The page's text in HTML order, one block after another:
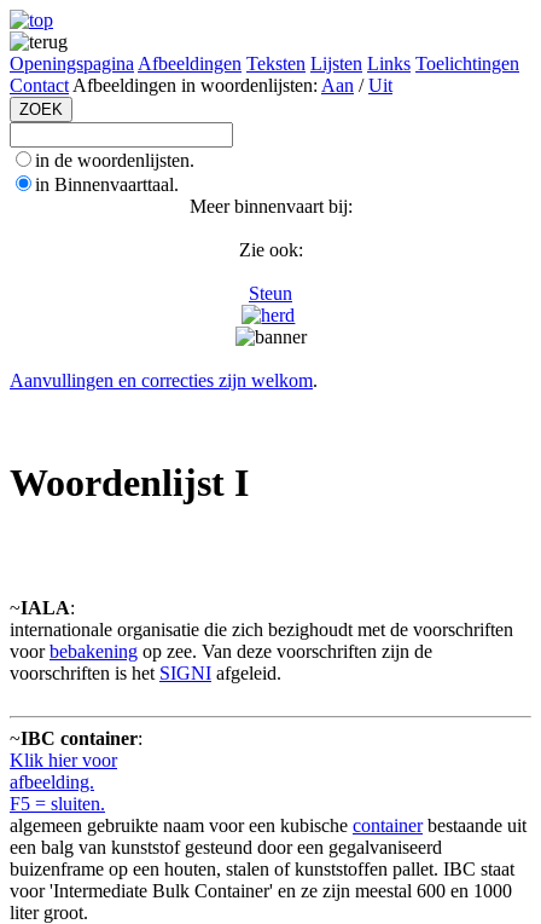
Openingspagina Afbeeldingen Teksten Lijsten Links Toelichtingen
Contact Afbeeldingen in woordenlijsten: Aan /Uit
in de woordenlijsten.
in Binnenvaarttaal.
Meer binnenvaart bij:
Zie ook:
Steun
Aanvullingen en correcties zijn welkom.
Woordenlijst I
~IALA:
internationale organisatie die zich bezighoudt met de voorschriften
voorbebakening op zee. Van deze voorschriften zijn de
voorschriften is het SIGNI afgeleid.
~IBC container:
Klik hier voor
afbeelding.
F5 = sluiten.
algemeen gebruikte naam voor een kubische containerbestaande uit
een balg van kunststof gesteund door een gegalvaniseerd
buizenframe op een houten, stalen of kunststoffen pallet. IBC staat
voor 'Intermediate Bulk Container' en ze zijn meestal 600 en 1000
liter groot.